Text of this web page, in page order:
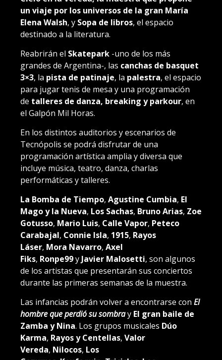
un viaje por los universos de la gran María
Elena Walsh, y Sopa de libros, el espacio
destinado a la literatura.
Reabrirán el Skatepark -uno de los más
grandes de Argentina-, las canchas de basquet
3×3, la pista de patinaje, la palestra, el espacio
para jugar tenis de mesa y una programación
de talleres de danza, breaking y parkour, en
el Galpón Mil Horas.
En los distintos auditorios y escenarios de
Tecnópolis se podrá disfrutar de una
programación artística amplia y diversa que
incluye música, teatro, danza, charlas
performáticas y talleres.
La Bomba de Tiempo, Agustine Cumbia, El
Mago y la Nueva, Los Sachas, Bruno Arias, Zoe
Gotusso, Mario Luis, Calle Vapor, Peteco
Carabajal, Connie Isla, 1915, Rayos
Láser, Mora Navarro, Axel
Fiks, Ronpe99y Javier Malosetti, son algunos
de los artistas que presentarán sus conciertos
durante las primeras semanas de la muestra.
Las infancias podrán volver a encontrarse con El
hombre que perdió su sombray El gran baile de
Zamba y Nina. Los grupos musicales Dúo
Karma, Rayos y Centellas, Valor
Vereda, Nilocos, Los